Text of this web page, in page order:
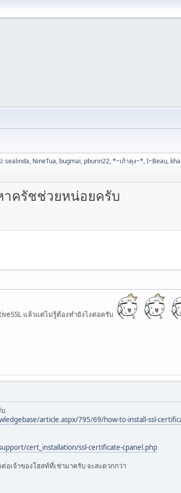
:sealinda, NineTua, bugmai, pburin22,*~เก้าคุง~*,I~Beau,
ครัชช่วยหน่อยครับ
แล้วแต่ไม่รู้ต้องทำยังไงต่อครับ
article.aspx/795/69/how-to-install-ssl-
cert_installation/ssl-certificate-cpanel.php
เจ้าของโฮสท์ที่เช่ามาครับ จะสะดวกกว่า